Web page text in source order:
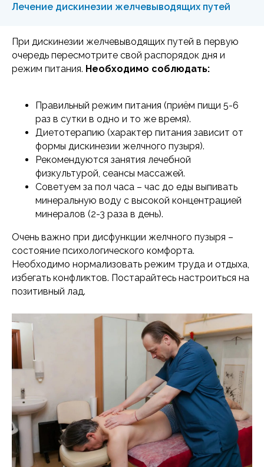
Лечение дискинезии желчевыводящих путей
При дискинезии желчевыводящих путей в первую
очередь пересмотрите свой распорядок дня и
режим питания. Необходимо соблюдать:
Правильный режим питания (приём пищи 5-6
раз в сутки в одно и то же время).
Диетотерапию (характер питания зависит от
формы дискинезии желчного пузыря).
Рекомендуются занятия лечебной
физкультурой, сеансы массажей.
Советуем за пол часа – час до еды выпивать
минеральную воду с высокой концентрацией
минералов (2-3 раза в день).
Очень важно при дисфункции желчного пузыря –
состояние психологического комфорта.
Необходимо нормализовать режим труда и отдыха,
избегать конфликтов. Постарайтесь настроиться на
позитивный лад.